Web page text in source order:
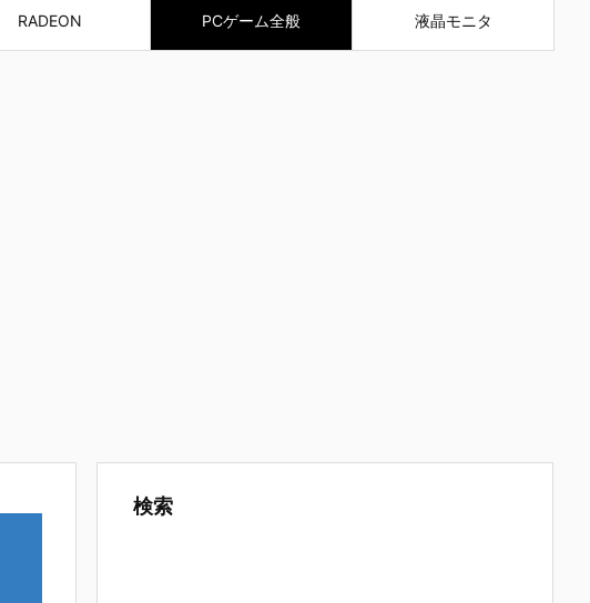
RADEON PCゲーム全般 液晶モニタ
検索